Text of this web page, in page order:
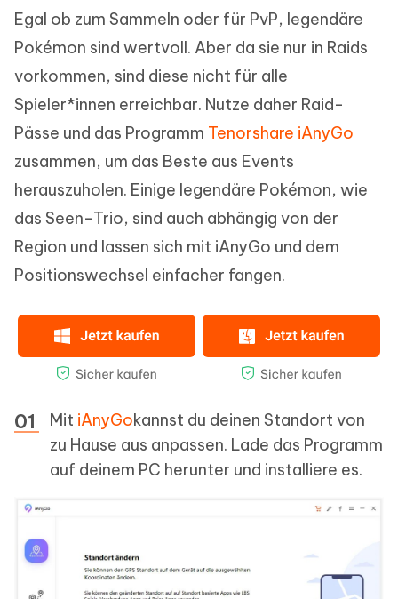
Egal ob zum Sammeln oder für PvP, legendäre
Pokémon sind wertvoll. Aber da sie nur in Raids
vorkommen, sind diese nicht für alle
Spieler*innen erreichbar. Nutze daher Raid-
Pässe und das Programm Tenorshare iAnyGo
zusammen, um das Beste aus Events
herauszuholen. Einige legendäre Pokémon, wie
das Seen-Trio, sind auch abhängig von der
Region und lassen sich mit iAnyGo und dem
Positionswechsel einfacher fangen.
Mit iAnyGokannst du deinen Standort von
zu Hause aus anpassen. Lade das Programm
auf deinem PC herunter und installiere es.